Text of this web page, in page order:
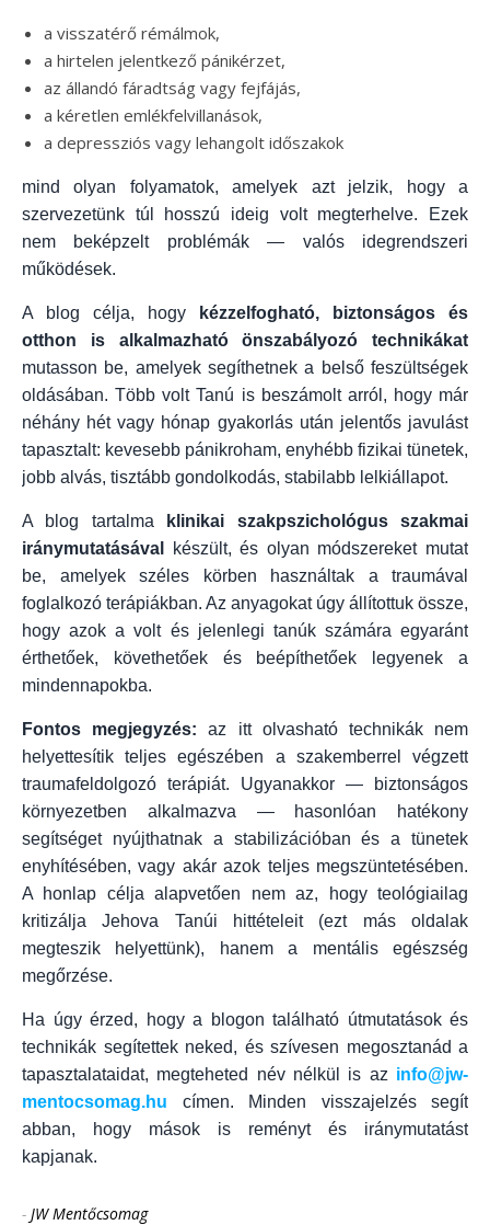
a visszatérő rémálmok,
a hirtelen jelentkező pánikérzet,
az állandó fáradtság vagy fejfájás,
a kéretlen emlékfelvillanások,
a depressziós vagy lehangolt időszakok
mind olyan folyamatok, amelyek azt jelzik, hogy a
szervezetünk túl hosszú ideig volt megterhelve. Ezek
nem beképzelt problémák — valós idegrendszeri
működések.
A blog célja, hogy
kézzelfogható, biztonságos és
otthon is alkalmazható önszabályozó technikákat
mutasson be, amelyek segíthetnek a belső feszültségek
oldásában. Több volt Tanú is beszámolt arról, hogy már
néhány hét vagy hónap gyakorlás után jelentős javulást
tapasztalt: kevesebb pánikroham, enyhébb fizikai tünetek,
jobb alvás, tisztább gondolkodás, stabilabb lelkiállapot.
A blog tartalma
klinikai szakpszichológus szakmai
iránymutatásával
készült, és olyan módszereket mutat
be, amelyek széles körben használtak a traumával
foglalkozó terápiákban. Az anyagokat úgy állítottuk össze,
hogy azok a volt és jelenlegi tanúk számára egyaránt
érthetőek, követhetőek és beépíthetőek legyenek a
mindennapokba.
Fontos megjegyzés: az itt olvasható technikák nem
helyettesítik teljes egészében a szakemberrel végzett
traumafeldolgozó terápiát. Ugyanakkor — biztonságos
környezetben alkalmazva — hasonlóan hatékony
segítséget nyújthatnak a stabilizációban és a tünetek
enyhítésében, vagy akár azok teljes megszüntetésében.
A honlap célja alapvetően nem az, hogy teológiailag
kritizálja Jehova Tanúi hittételeit (ezt más oldalak
megteszik helyettünk), hanem a mentális egészség
megőrzése.
Ha úgy érzed, hogy a blogon található útmutatások és
technikák segítettek neked, és szívesen megosztanád a
tapasztalataidat, megteheted név nélkül is az info@jw-
mentocsomag.hu címen. Minden visszajelzés segít
abban, hogy mások is reményt és iránymutatást
kapjanak.
- JW Mentőcsomag